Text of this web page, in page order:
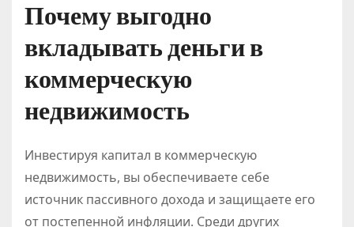
Почему выгодно
вкладывать деньги в
коммерческую
недвижимость
Инвестируя капитал в коммерческую
недвижимость, вы обеспечиваете себе
источник пассивного дохода и защищаете его
от постепенной инфляции. Среди других